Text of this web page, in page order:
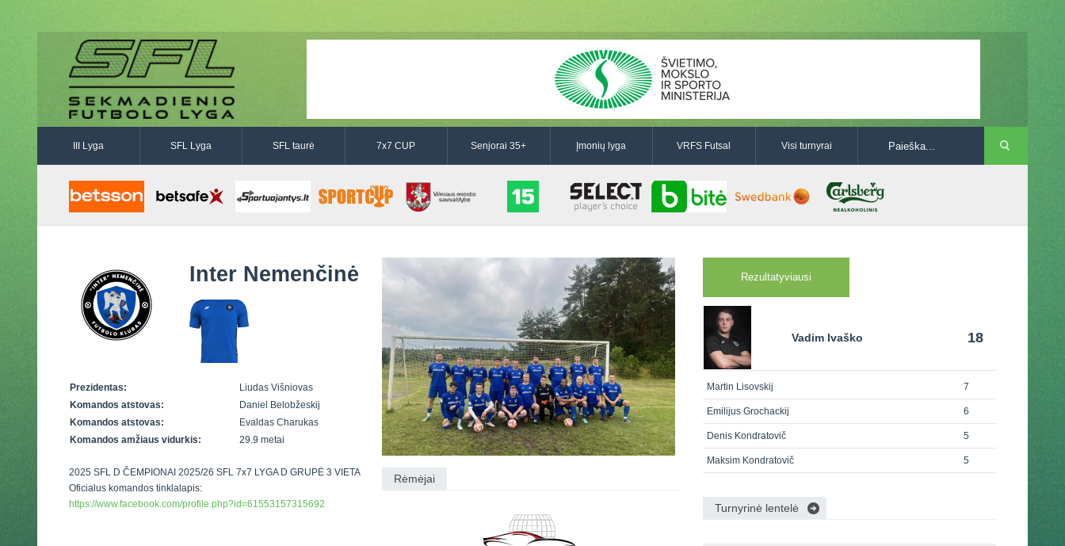
III Lyga SFL Lyga SFL taurė 7x7 CUP Senjorai 35+ Įmonių lyga VRFS Futsal Visi turnyrai
Inter Nemenčinė
Prezidentas:
Liudas Višniovas
Komandos atstovas:
Daniel Belobžeskij
Komandos atstovas:
Evaldas Charukas
Komandos amžiaus vidurkis:
29.9 metai
2025 SFL D ČEMPIONAI 2025/26 SFL 7x7 LYGA D GRUPĖ 3 VIETA
Oficialus komandos tinklalapis:
https://www.facebook.com/profile.php?id=61553157315692
Rėmėjai
Rezultatyviausi
Vadim Ivaško 18
Martin Lisovskij 7
Emilijus Grochackij 6
Denis Kondratovič 5
Maksim Kondratovič 5
Turnyrinė lentelė